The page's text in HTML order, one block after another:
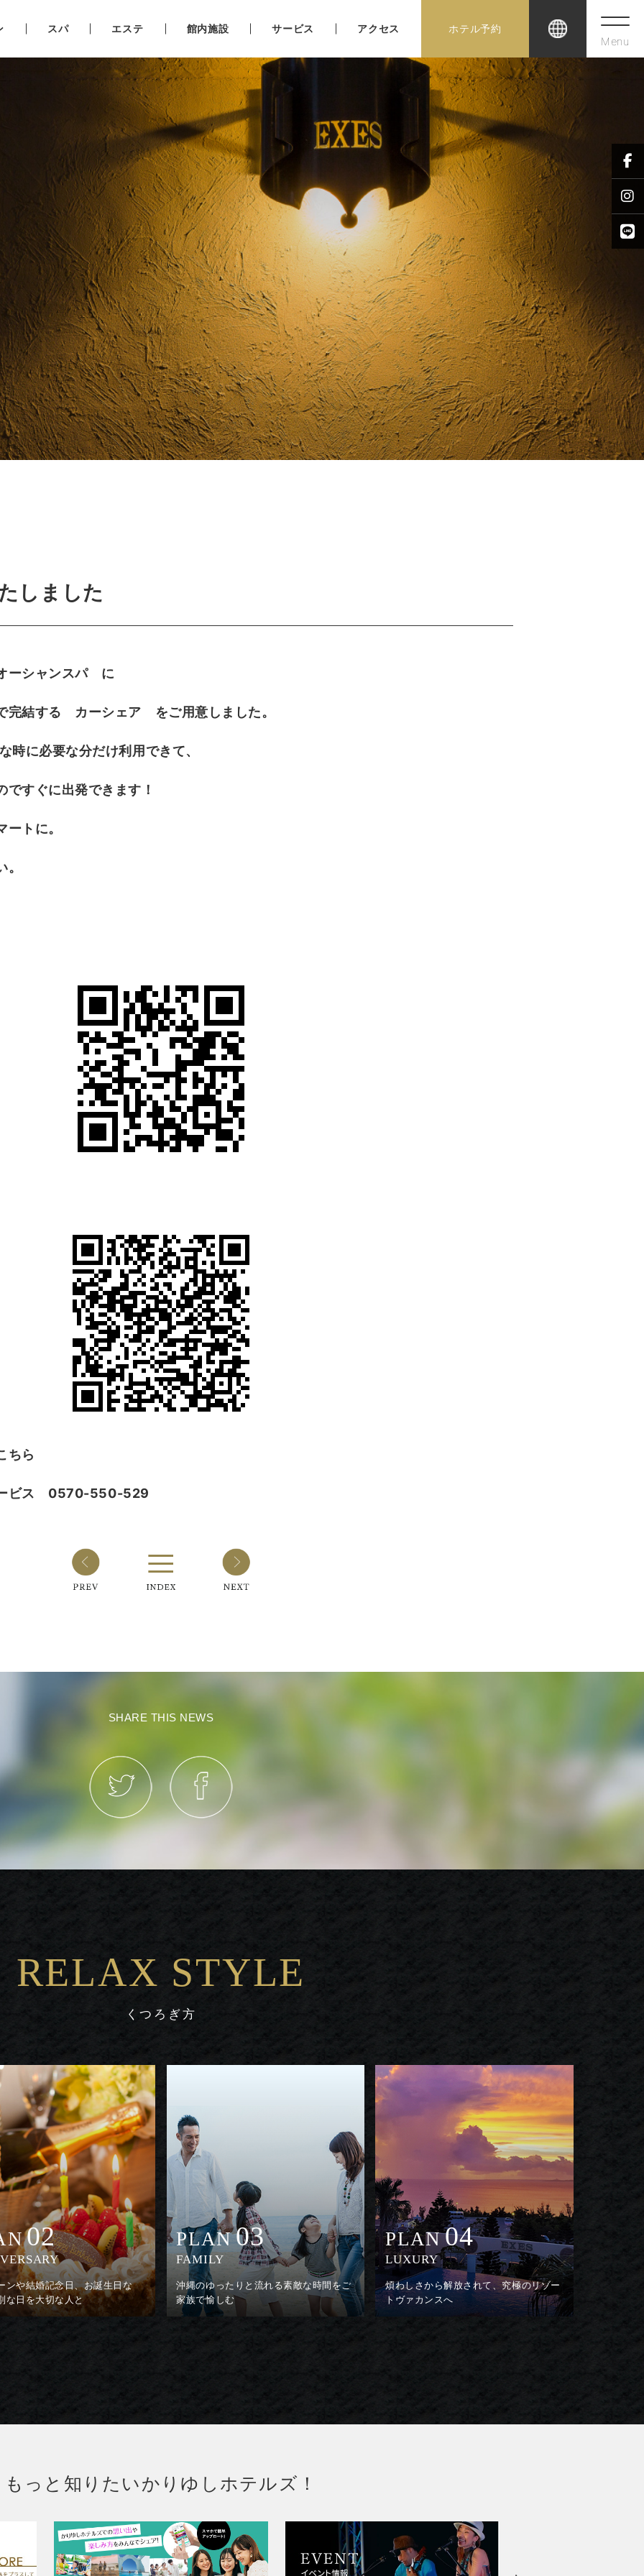
スパ エステ 館内施設 サービス アクセス ホテル予約
Menu
しました
ーシャンスパ に
完結する カーシェア をご用意しました。
時に必要な分だけ利用できて、
すぐに出発できます！
トに。
ちら
ービス 0570-550-529
SHARE THIS NEWS
RELAX STYLE
くつろぎ方
02
ンや結婚記念日、お誕生日な
な日を大切な人と
PLAN03
FAMILY
沖縄のゆったりと流れる素敵な時間をご
家族で愉しむ
PLAN04
LUXURY
煩わしさから解放されて、究極のリゾー
トヴァカンスへ
もっと知りたいかりゆしホテルズ！